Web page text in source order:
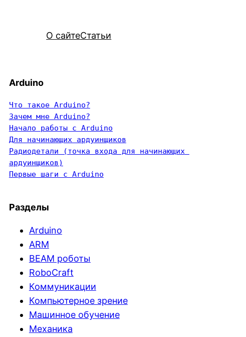
О сайтеСтатьи
Arduino
Что такое Arduino?
Зачем мне Arduino?
Начало работы с Arduino
Для начинающих ардуинщиков
Радиодетали (точка входа для начинающих
ардуинщиков)
Первые шаги с Arduino
Разделы
Arduino
ARM
BEAM роботы
RoboCraft
Коммуникации
Компьютерное зрение
Машинное обучение
Механика